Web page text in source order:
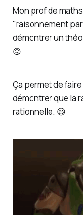
Mon prof de
"raisonnement
démontrer un
🙃
Ça permet de
démontrer que la
rationnelle. 😃